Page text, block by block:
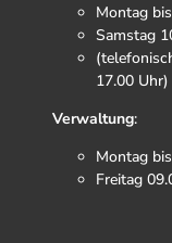
Montag
Samstag
17.00 Uhr)
Verwaltung:
Montag
Freitag